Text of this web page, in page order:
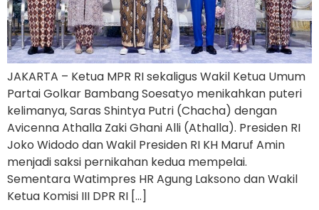
JAKARTA – Ketua MPR RI sekaligus Wakil Ketua Umum
Partai Golkar Bambang Soesatyo menikahkan puteri
kelimanya, Saras Shintya Putri (Chacha) dengan
Avicenna Athalla Zaki Ghani Alli (Athalla). Presiden RI
Joko Widodo dan Wakil Presiden RI KH Maruf Amin
menjadi saksi pernikahan kedua mempelai.
Sementara Watimpres HR Agung Laksono dan Wakil
Ketua Komisi III DPR RI […]